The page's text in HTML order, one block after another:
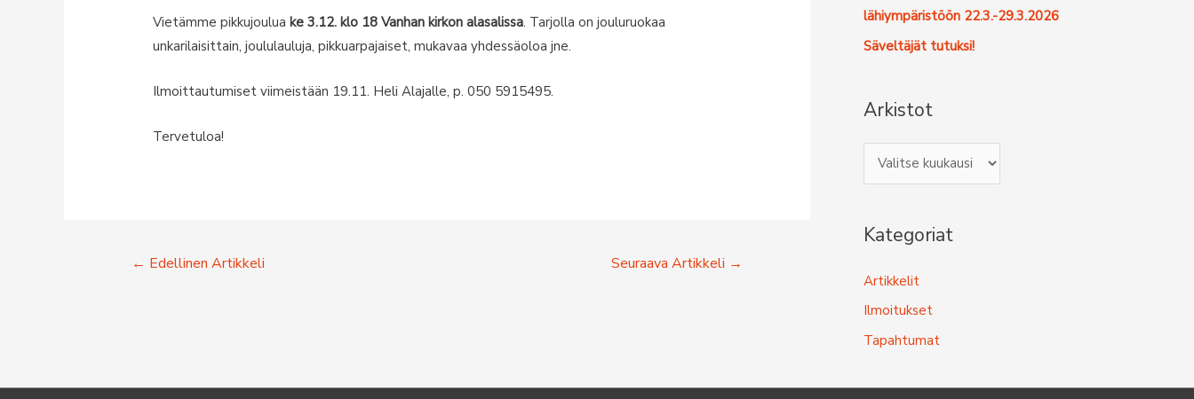
Vietämme pikkujouluake 3.12. klo 18 Vanhan kirkon alasalissa. Tarjolla on jouluruokaa
unkarilaisittain, joululauluja, pikkuarpajaiset, mukavaa yhdessäoloa jne.
Ilmoittautumiset viimeistään 19.11. Heli Alajalle, p. 050 5915495.
Tervetuloa!
Artikkelien
← Edellinen Artikkeli Seuraava Artikkeli →
lähiympäristöön 22.3.-29.3.2026
Säveltäjät tutuksi!
Arkistot
r
t
o
t
Kategoriat
Artikkelit
Ilmoitukset
Tapahtumat